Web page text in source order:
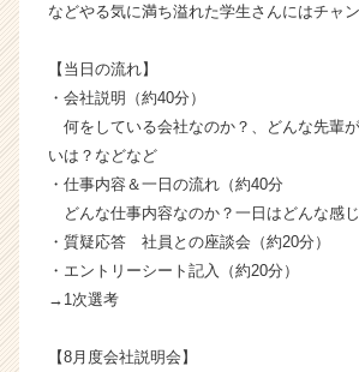
届
サ
チ
ア
キ
ャ
などやる気に満ち溢れた学生さんにはチャ
【当日の流れ】
・会社説明（約40分）
何をしている会社なのか？、どんな先輩
いは？などなど
・仕事内容＆一日の流れ（約40分
どんな仕事内容なのか？一日はどんな感
・質疑応答 社員との座談会（約20分）
・エントリーシート記入（約20分）
→1次選考
【8月度会社説明会】